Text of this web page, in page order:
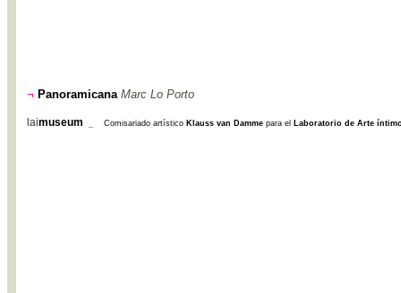
¬ Panoramicana Marc Lo Porto
laimuseum Comisariado artístico Klauss van Damme para el Laboratorio de Arte